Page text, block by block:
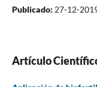
Publicado: 27-12-
Artículo